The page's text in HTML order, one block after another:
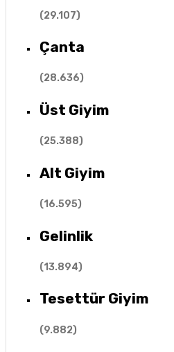
(29.107)
Çanta
(28.636)
Üst Giyim
(25.388)
Alt Giyim
(16.595)
Gelinlik
(13.894)
Tesettür Giyim
(9.882)